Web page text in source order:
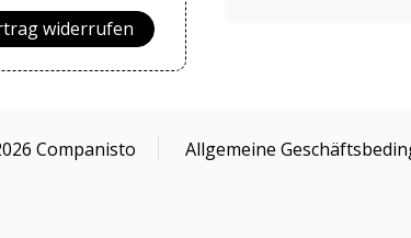
widerrufen
Companisto Allgemeine